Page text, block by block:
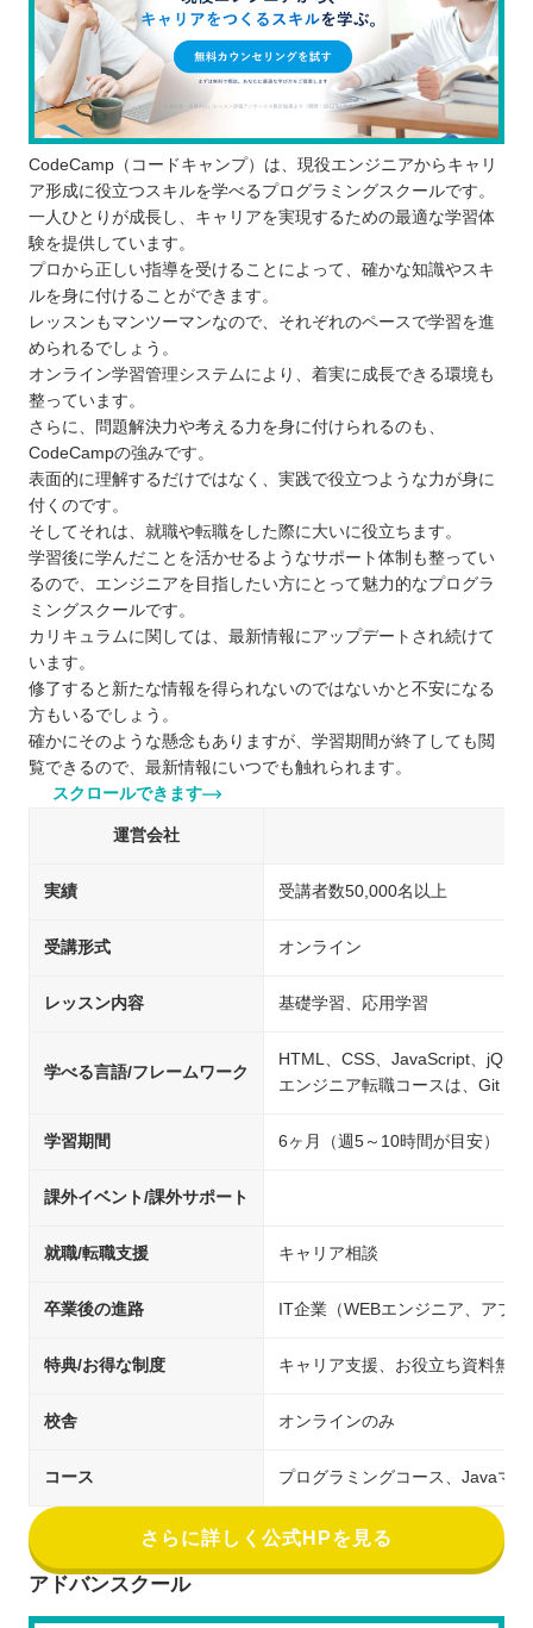
CodeCamp（コードキャンプ）は、現役エンジニアからキャリ
ア形成に役立つスキルを学べるプログラミングスクールです。
一人ひとりが成長し、キャリアを実現するための最適な学習体
験を提供しています。
プロから正しい指導を受けることによって、確かな知識やスキ
ルを身に付けることができます。
レッスンもマンツーマンなので、それぞれのペースで学習を進
められるでしょう。
オンライン学習管理システムにより、着実に成長できる環境も
整っています。
さらに、問題解決力や考える力を身に付けられるのも、
CodeCampの強みです。
表面的に理解するだけではなく、実践で役立つような力が身に
付くのです。
そしてそれは、就職や転職をした際に大いに役立ちます。
学習後に学んだことを活かせるようなサポート体制も整ってい
るので、エンジニアを目指したい方にとって魅力的なプログラ
ミングスクールです。
カリキュラムに関しては、最新情報にアップデートされ続けて
います。
修了すると新たな情報を得られないのではないかと不安になる
方もいるでしょう。
確かにそのような懸念もありますが、学習期間が終了しても閲
覧できるので、最新情報にいつでも触れられます。
スクロールできます
運営会社
実績 受講者数50,000名以上
受講形式 オンライン
レッスン内容 基礎学習、応用学習
学べる言語/フレームワーク
HTML、CSS、JavaScript、
エンジニア転職コースは、Git・
学習期間 6ヶ月（週5～10時間が目安）
課外イベント/課外サポート
就職/転職支援 キャリア相談
卒業後の進路 IT企業（WEBエンジニア、アプ
特典/お得な制度 キャリア支援、お役立ち資料無料
校舎 オンラインのみ
コース プログラミングコース、Javaマ
さらに詳しく公式HPを見る
アドバンスクール